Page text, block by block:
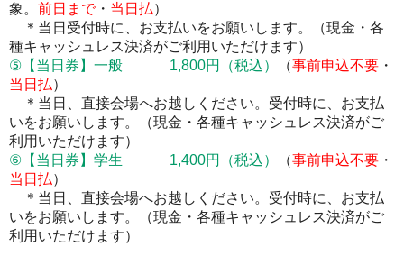
象。 前日まで・ 当日払）
＊当日受付時に、お支払いをお願いします。
（現金・各
種キャッシュレス決済がご利用いただけます）
⑤【当日券】一般 1,800円
（税込） （事前申込不要 ・
当日払）
＊当日、直接会場へお越しください。受付時に、お支払
いをお願いします。
（現金・各種キャッシュレス決済がご
利用いただけます）
⑥【当日券】学生 1,400円
（税込） （事前申込不要 ・
当日払）
＊当日、直接会場へお越しください。受付時に、お支払
いをお願いします。
（現金・各種キャッシュレス決済がご
利用いただけます）